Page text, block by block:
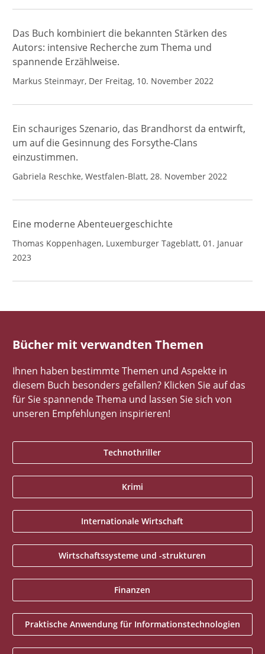
Das Buch kombiniert die bekannten Stärken des
Autors: intensive Recherche zum Thema und
spannende Erzählweise.
Markus Steinmayr, Der Freitag, 10. November 2022
Ein schauriges Szenario, das Brandhorst da entwirft,
um auf die Gesinnung des Forsythe-Clans
einzustimmen.
Gabriela Reschke, Westfalen-Blatt, 28. November 2022
Eine moderne Abenteuergeschichte
Thomas Koppenhagen, Luxemburger Tageblatt, 01. Januar
2023
Bücher mit verwandten Themen
Ihnen haben bestimmte Themen und Aspekte in
diesem Buch besonders gefallen? Klicken Sie auf das
für Sie spannende Thema und lassen Sie sich von
unseren Empfehlungen inspirieren!
Technothriller
Krimi
Internationale Wirtschaft
Wirtschaftssysteme und -strukturen
Finanzen
Praktische Anwendung für Informationstechnologien